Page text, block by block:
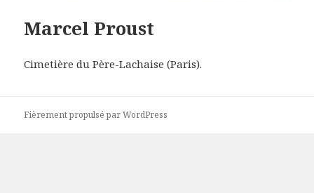
Marcel Proust
Cimetière du Père-Lachaise (Paris).
Fièrement propulsé par WordPress